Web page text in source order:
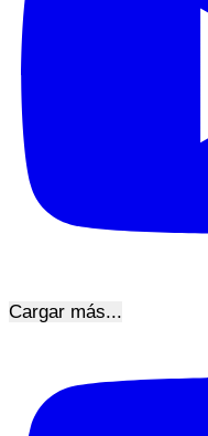
Cargar más...